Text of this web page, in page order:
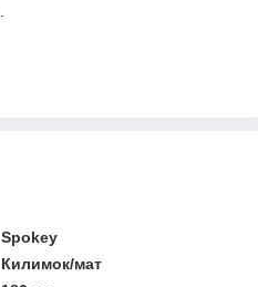
Spokey
Килимок/мат